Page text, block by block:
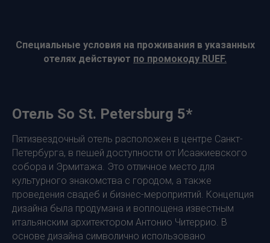
Специальные условия на проживания в указанных
отелях действуют по промокоду RUEF.
Отель So St. Petersburg 5*
Пятизвездочный отель расположен в центре Санкт-
Петербурга, в пешей доступности от Исаакиевского
собора и Эрмитажа. Это отличное место для
культурного знакомства с городом, а также
проведения свадеб и бизнес-мероприятий. Концепция
дизайна была продумана и воплощена известным
итальянским архитектором Антонио Читеррио. В
основе дизайна символично использовано